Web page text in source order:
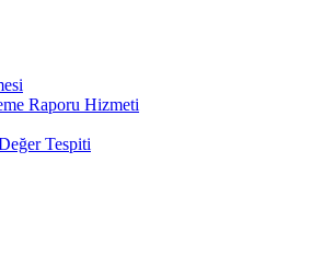
Raporu Hizmeti
Tespiti